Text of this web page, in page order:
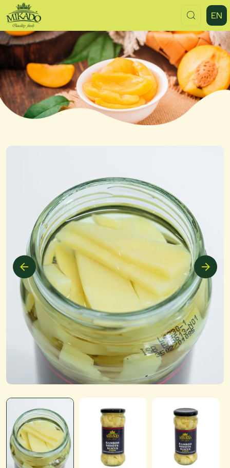
EN
Canned
Bamboo
Shoot